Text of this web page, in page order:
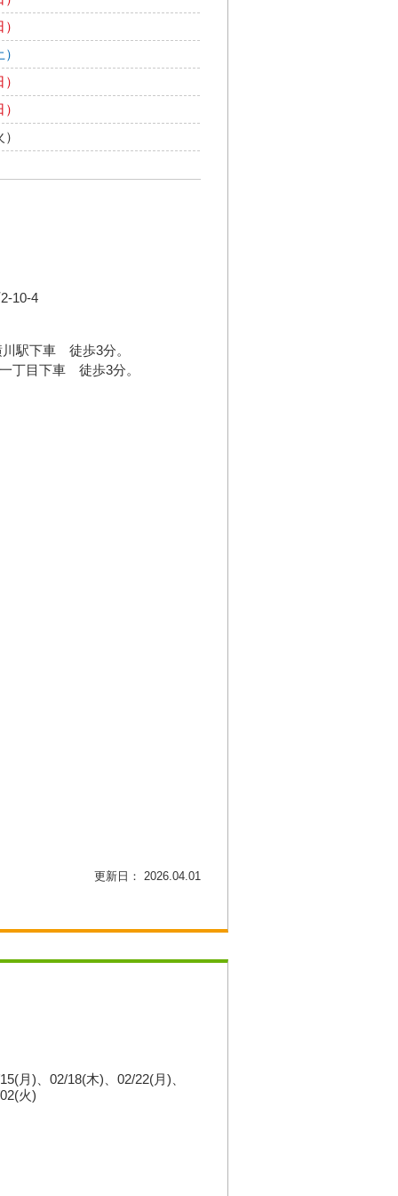
）
）
）
）
10-4
駅下車 徒歩3分。
丁目下車 徒歩3分。
更新日： 2026.04.01
月) 02/18(木)
02/22(月)
火)